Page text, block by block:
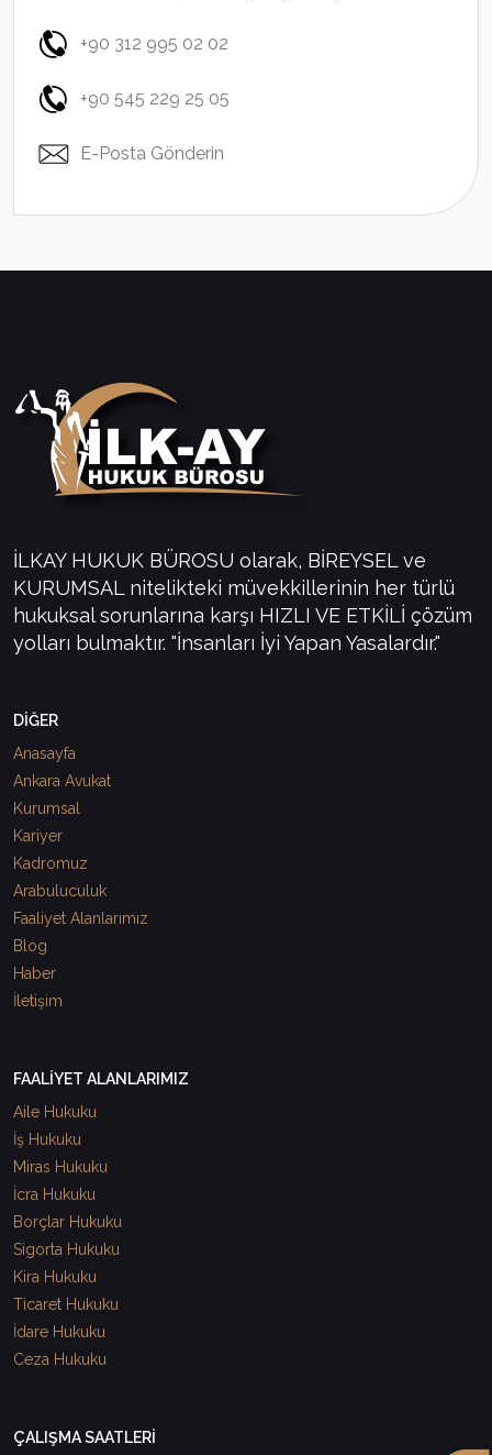
+90 312 995 02 02
+90 545 229 25 05
E-Posta Gönderin
İLKAY HUKUK BÜROSU olarak, BİREYSEL ve
KURUMSAL nitelikteki müvekkillerinin her türlü
hukuksal sorunlarına karşı HIZLI VE ETKİLİ çözüm
yolları bulmaktır. "İnsanları İyi Yapan Yasalardır."
DİĞER
Anasayfa
Ankara Avukat
Kurumsal
Kariyer
Kadromuz
Arabuluculuk
Faaliyet Alanlarımız
Blog
Haber
İletişim
FAALİYET ALANLARIMIZ
Aile Hukuku
İş Hukuku
Miras Hukuku
İcra Hukuku
Borçlar Hukuku
Sigorta Hukuku
Kira Hukuku
Ticaret Hukuku
İdare Hukuku
Ceza Hukuku
ÇALIŞMA SAATLERİ